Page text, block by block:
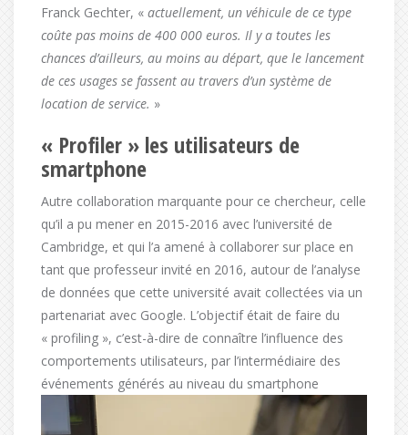
Franck Gechter, « actuellement, un véhicule de ce type
coûte pas moins de 400 000 euros. Il y a toutes les
chances d’ailleurs, au moins au départ, que le lancement
de ces usages se fassent au travers d’un système de
location de service. »
« Profiler » les utilisateurs de
smartphone
Autre collaboration marquante pour ce chercheur, celle
qu’il a pu mener en 2015-2016 avec l’université de
Cambridge, et qui l’a amené à collaborer sur place en
tant que professeur invité en 2016, autour de l’analyse
de données que cette université avait collectées via un
partenariat avec Google. L’objectif était de faire du
« profiling », c’est-à-dire de connaître l’influence des
comportements utilisateurs, par l’intermédiaire des
événements générés au niveau du smartphone